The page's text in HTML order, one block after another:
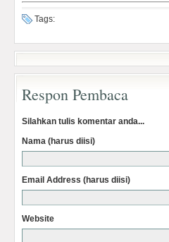
Tags:
Respon Pembaca
Silahkan tulis komentar anda...
Nama (harus diisi)
Email Address (harus diisi)
Website